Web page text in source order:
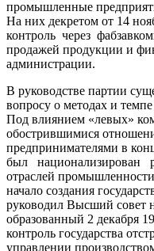
промышленные
На них декретом от 14
контроль через
продажей продукции и
администрации.
В руководстве партии
вопросу о методах и темпе
Под влиянием «левых»
обострившимися
предпринимателями в
был национализирован
отраслей
начало создания
руководил Высший совет
образованный 2 декабря
контроль государства
управлении